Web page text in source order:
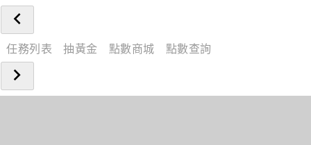
任務列表 抽黃金 點數商城 點數查詢